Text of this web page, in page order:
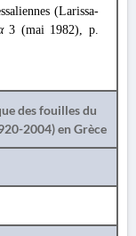
(Larissa-
3 (mai 1982), p.
des fouilles du
2004) en Grèce